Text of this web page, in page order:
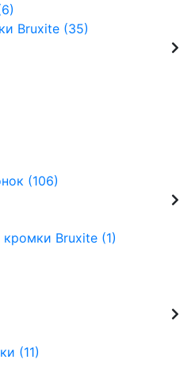
Bruxite (35)
(106)
Bruxite (1)
(11)